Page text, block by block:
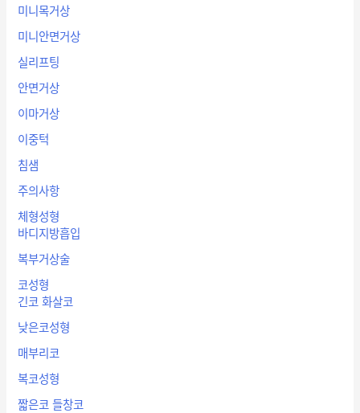
미니목거상
미니안면거상
실리프팅
안면거상
이마거상
이중턱
침샘
주의사항
체형성형
바디지방흡입
복부거상술
코성형
긴코 화살코
낮은코성형
매부리코
복코성형
짧은코 들창코